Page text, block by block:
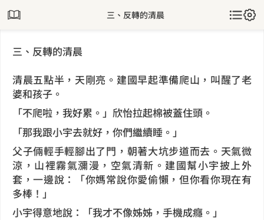
三、反轉的清晨
三、反轉的清晨
清晨五點半，天剛亮。建國早起準備爬山，叫醒了老
婆和孩子。
「不爬啦，我好累。」欣怡拉起棉被蓋住頭。
「那我跟小宇去就好，你們繼續睡。」
父子倆輕手輕腳出了門，朝著大坑步道而去。天氣微
涼，山裡霧氣瀰漫，空氣清新。建國幫小宇披上外
套，一邊說：「你媽常說你愛偷懶，但你看你現在有
多棒！」
小宇得意地說：「我才不像姊姊，手機成癮。」